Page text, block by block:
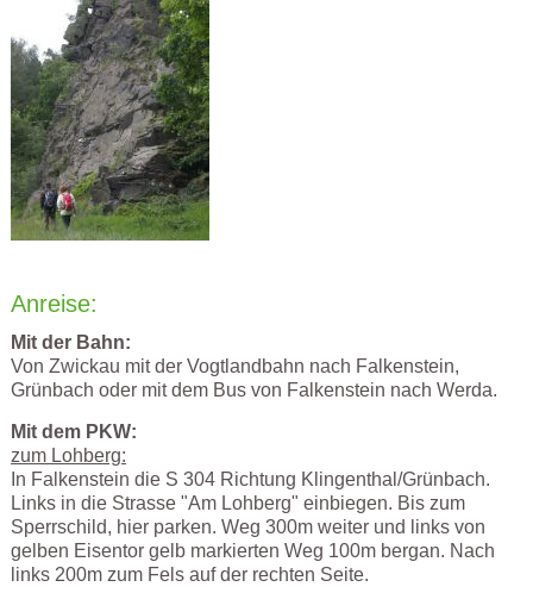
Anreise:
Mit der Bahn:
Von Zwickau mit der Vogtlandbahn nach Falkenstein,
Grünbach oder mit dem Bus von Falkenstein nach Werda.
Mit dem PKW:
zum Lohberg:
In Falkenstein die S 304 Richtung Klingenthal/Grünbach.
Links in die Strasse "Am Lohberg" einbiegen. Bis zum
Sperrschild, hier parken. Weg 300m weiter und links von
gelben Eisentor gelb markierten Weg 100m bergan. Nach
links 200m zum Fels auf der rechten Seite.